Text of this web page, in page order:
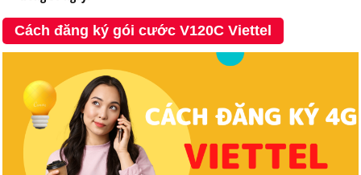
Cách đăng ký gói cước V120C Viettel